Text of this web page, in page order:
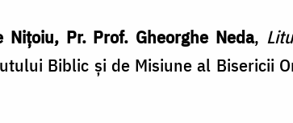
Pr. Prof. Gheorghe Neda,
Biblic și de Misiune al Bisericii